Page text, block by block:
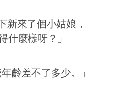
新來了個小姑娘，
什麼樣呀？」
齡差不了多少。」